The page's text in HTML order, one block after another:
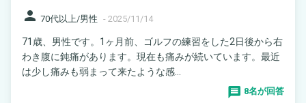
person 70代以上/男性 - 2025/11/14
71歳、男性です。1ヶ月前、ゴルフの練習をした2日後から右
わき腹に鈍痛があります。現在も痛みが続いています。最近
は少し痛みも弱まって来たような感...
8名が回答